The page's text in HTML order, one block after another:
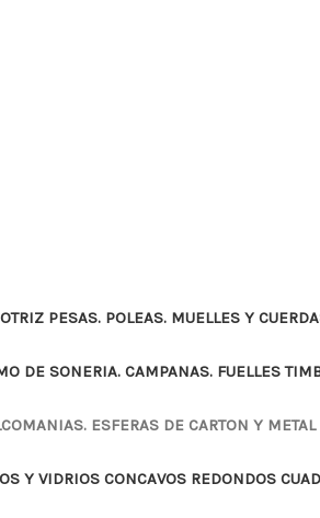
PESAS. POLEAS. MUELLES Y
DE SONERIA. CAMPANAS. FUELLES
ESFERAS DE CARTON Y METAL
Y VIDRIOS CONCAVOS REDONDOS